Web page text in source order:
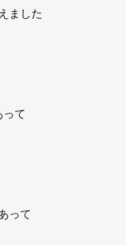
ました
て
って